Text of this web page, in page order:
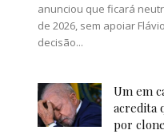
anunciou que ficará
de 2026, sem apoiar
decisão...
Um em
acredita
por